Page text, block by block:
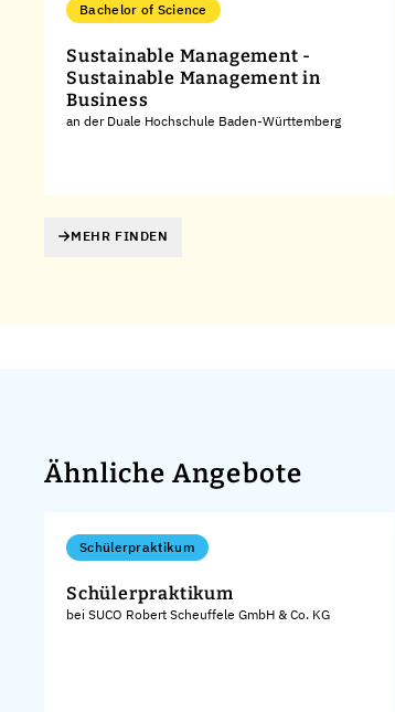
Science Bachelor of Science
Sustainable Management -
Sustainable Management in
Business
an der Duale Hochschule Baden-Württemberg
MEHR FINDEN
Ähnliche Angebote
Schülerpraktikum
Schülerpraktikum
bei SUCO Robert Scheuffele GmbH & Co. KG